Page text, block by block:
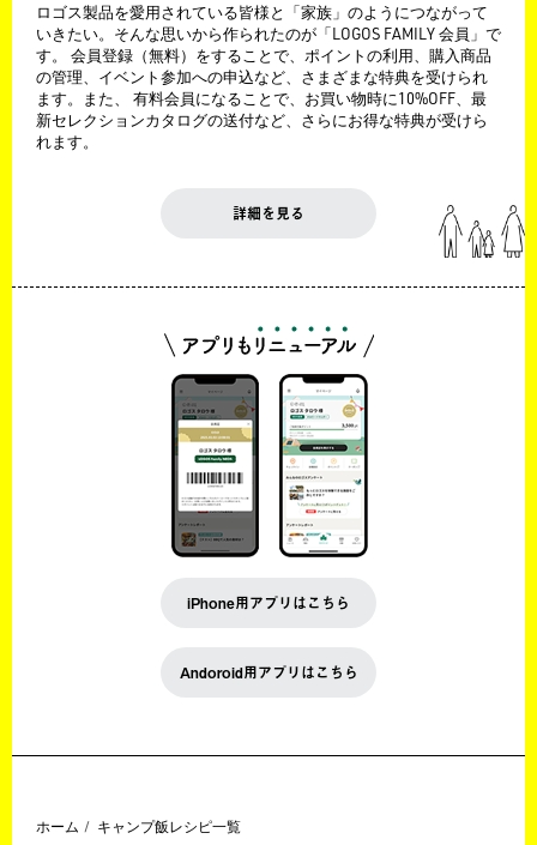
ロゴス製品を愛用されている皆様と「家族」のようにつながって
いきたい。そんな思いから作られたのが「LOGOS FAMILY 会員」で
す。 会員登録（無料）をすることで、ポイントの利用、購入商品
の管理、イベント参加への申込など、さまざまな特典を受けられ
ます。また、 有料会員になることで、お買い物時に10%OFF、最
新セレクションカタログの送付など、さらにお得な特典が受けら
れます。
詳細を見る
iPhone用アプリはこちら
Andoroid用アプリはこちら
ホーム キャンプ飯レシピ一覧